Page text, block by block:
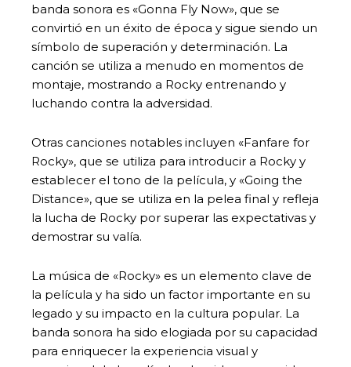
banda sonora es «Gonna Fly Now», que se
convirtió en un éxito de época y sigue siendo un
símbolo de superación y determinación. La
canción se utiliza a menudo en momentos de
montaje, mostrando a Rocky entrenando y
luchando contra la adversidad.
Otras canciones notables incluyen «Fanfare for
Rocky», que se utiliza para introducir a Rocky y
establecer el tono de la película, y «Going the
Distance», que se utiliza en la pelea final y refleja
la lucha de Rocky por superar las expectativas y
demostrar su valía.
La música de «Rocky» es un elemento clave de
la película y ha sido un factor importante en su
legado y su impacto en la cultura popular. La
banda sonora ha sido elogiada por su capacidad
para enriquecer la experiencia visual y